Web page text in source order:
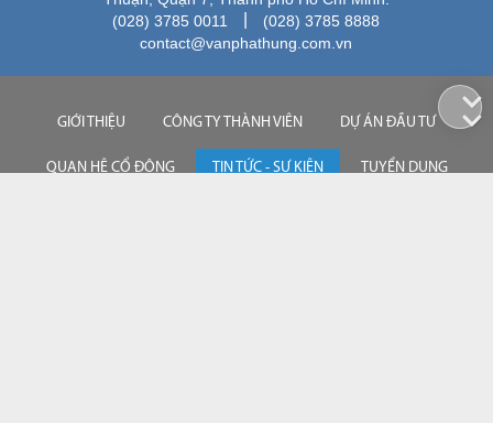
(028) 3785 0011
(028) 3785 8888
contact@vanphathung.com.vn
GIỚI THIỆU CÔNG TY THÀNH VIÊN DỰ ÁN ĐẦU TƯ
QUAN HỆ CỔ ĐÔNG TIN TỨC - SỰ KIỆN TUYỂN DỤNG